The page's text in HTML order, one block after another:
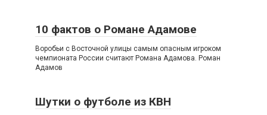
10 фактов о Романе Адамове
Воробьи с Восточной улицы самым опасным игроком
чемпионата России считают Романа Адамова. Роман
Адамов
Шутки о футболе из КВН